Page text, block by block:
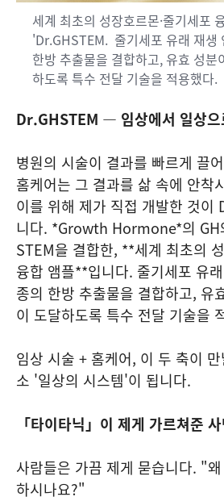
세계 최초의 성장호르몬·줄기세포
'Dr.GHSTEM. 줄기세포 유래 재생
한방 추출물을 결합하고, 유효 성분
하도록 특수 전달 기술을 적용했다.
Dr.GHSTEM — 임상에서 일상으
병원의 시술이 결과를 빠르게 끌
홈케어는 그 결과를 삶 속에 안착
이를 위해 제가 직접 개발한 것이
니다. *Growth Hormone*의
STEM을 결합한, **세계 최초의
융합 앰플**입니다. 줄기세포 유
종의 한방 추출물을 결합하고, 유
이 도달하도록 특수 전달 기술을
임상 시술 + 홈케어, 이 두 축이
소 '일상의 시스템'이 됩니다.
「타이타닉」이 제게 가르쳐준
사람들은 가끔 제게 묻습니다. "
하시나요?"